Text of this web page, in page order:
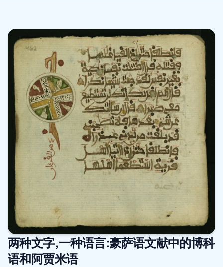
两种文字,一种语言:豪萨语文献中的博科
语和阿贾米语